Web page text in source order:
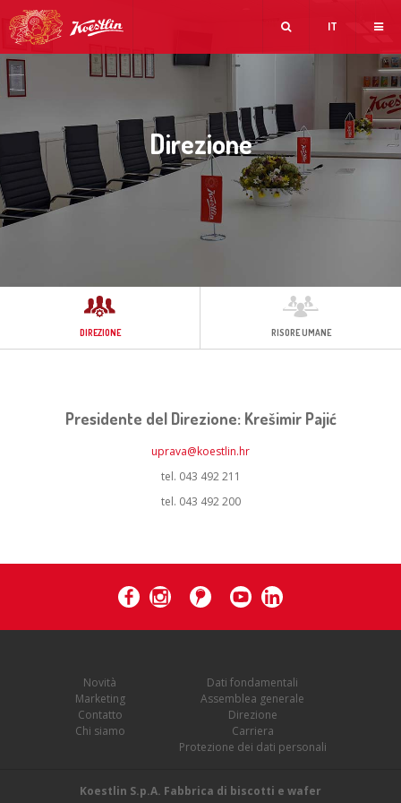
IT
Direzione
DIREZIONE RISORE UMANE
Presidente del Direzione: Krešimir Pajić
uprava@koestlin.hr
tel. 043 492 211
tel. 043 492 200
Novità
Marketing
Contatto
Chi siamo
Dati fondamentali
Assemblea generale
Direzione
Carriera
Protezione dei dati personali
Koestlin S.p.A. Fabbrica di biscotti e wafer